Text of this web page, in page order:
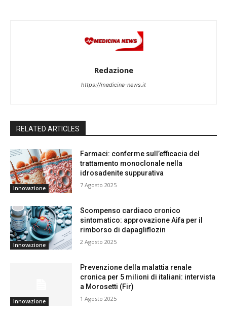
Redazione
https://medicina-news.it
RELATED ARTICLES
Innovazione
Farmaci: conferme sull’efficacia del
trattamento monoclonale nella
idrosadenite suppurativa
7 Agosto 2025
Innovazione
Scompenso cardiaco cronico
sintomatico: approvazione Aifa per il
rimborso di dapagliflozin
2 Agosto 2025
Innovazione
Prevenzione della malattia renale
cronica per 5 milioni di italiani: intervista
a Morosetti (Fir)
1 Agosto 2025